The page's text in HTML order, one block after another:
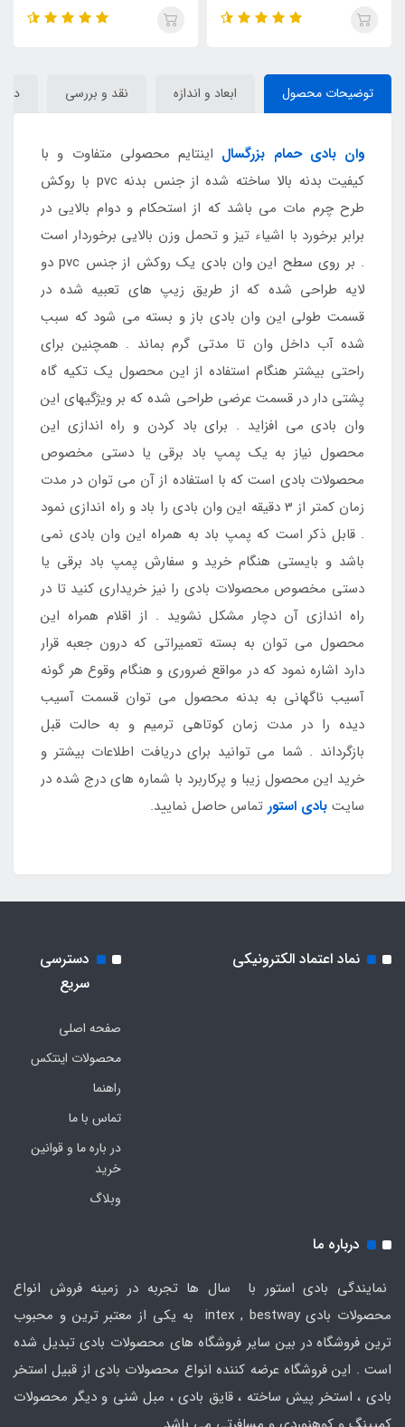
توضیحات محصول ابعاد و اندازه نقد و بررسی
وان بادی حمام بزرگسال اینتایم محصولی متفاوت و با
کیفیت بدنه بالا ساخته شده از جنس بدنه pvc با روکش
طرح چرم مات می باشد که از استحکام و دوام بالایی در
برابر برخورد با اشیاء تیز و تحمل وزن بالایی برخوردار است
. بر روی سطح این وان بادی یک روکش از جنس pvc دو
لایه طراحی شده که از طریق زیپ های تعبیه شده در
قسمت طولی این وان بادی باز و بسته می شود که سبب
شده آب داخل وان تا مدتی گرم بماند . همچنین برای
راحتی بیشتر هنگام استفاده از این محصول یک تکیه گاه
پشتی دار در قسمت عرضی طراحی شده که بر ویژگیهای این
وان بادی می افزاید . برای باد کردن و راه اندازی این
محصول نیاز به یک پمپ باد برقی یا دستی مخصوص
محصولات بادی است که با استفاده از آن می توان در مدت
زمان کمتر از 3 دقیقه این وان بادی را باد و راه اندازی نمود
. قابل ذکر است که پمپ باد به همراه این وان بادی نمی
باشد و بایستی هنگام خرید و سفارش پمپ باد برقی یا
دستی مخصوص محصولات بادی را نیز خریداری کنید تا در
راه اندازی آن دچار مشکل نشوید . از اقلام همراه این
محصول می توان به بسته تعمیراتی که درون جعبه قرار
دارد اشاره نمود که در مواقع ضروری و هنگام وقوع هر گونه
آسیب ناگهانی به بدنه محصول می توان قسمت آسیب
دیده را در مدت زمان کوتاهی ترمیم و به حالت قبل
بازگرداند . شما می توانید برای دریافت اطلاعات بیشتر و
خرید این محصول زیبا و پرکاربرد با شماره های درج شده در
سایت بادی استور تماس حاصل نمایید.
نماد اعتماد الکترونیکی
دسترسی
سریع
صفحه اصلی
محصولات اینتکس
راهنما
تماس با ما
در باره ما و قوانین
خرید
وبلاگ
درباره ما
نمایندگی بادی استور با سال ها تجربه در زمینه فروش انواع
محصولات بادی intex , bestway به یکی از معتبر ترین و محبوب
ترین فروشگاه در بین سایر فروشگاه های محصولات بادی تبدیل شده
است . این فروشگاه عرضه کننده انواع محصولات بادی از قبیل استخر
بادی ، استخر پیش ساخته ، قایق بادی ، مبل شنی و دیگر محصولات